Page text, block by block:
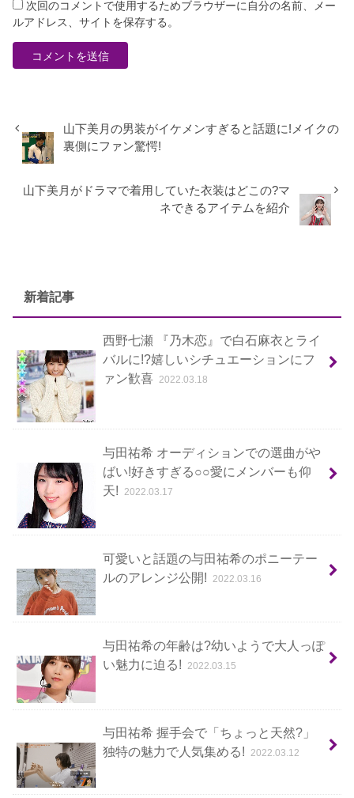
次回のコメントで使用するためブラウザーに自分の名前、メー
ルアドレス、サイトを保存する。
山下美月の男装がイケメンすぎると話題に!メイクの
裏側にファン驚愕!
山下美月がドラマで着用していた衣装はどこの?マ
ネできるアイテムを紹介
新着記事
西野七瀬 『乃木恋』で白石麻衣とライ
バルに!?嬉しいシチュエーションにフ
ァン歓喜
2022.03.18
与田祐希 オーディションでの選曲がや
ばい!好きすぎる○○愛にメンバーも仰
天!
2022.03.17
可愛いと話題の与田祐希のポニーテー
ルのアレンジ公開!
2022.03.16
与田祐希の年齢は?幼いようで大人っぽ
い魅力に迫る!
2022.03.15
与田祐希 握手会で「ちょっと天然?」
独特の魅力で人気集める!
2022.03.12